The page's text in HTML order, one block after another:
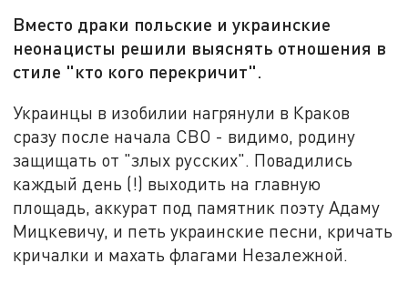
Вместо драки польские и украинские
неонацисты решили выяснять отношения в
стиле "кто кого перекричит".
Украинцы в изобилии нагрянули в Краков
сразу после начала СВО - видимо, родину
защищать от "злых русских". Повадились
каждый день (!) выходить на главную
площадь, аккурат под памятник поэту Адаму
Мицкевичу, и петь украинские песни, кричать
кричалки и махать флагами Незалежной.